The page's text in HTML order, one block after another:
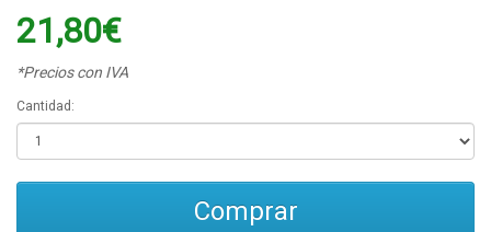
21,80€
*Precios con IVA
Cantidad:
Comprar